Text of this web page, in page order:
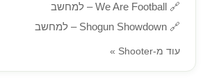
🔗 We Are Football – למחשב
🔗 Shogun Showdown – למחשב
עוד מ-Shooter »